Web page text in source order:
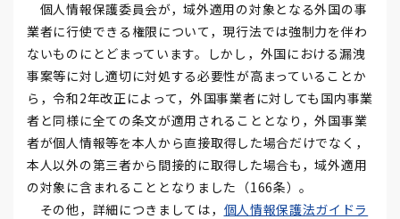
個人情報保護委員会が，域外適用の対象となる外国の事
業者に行使できる権限について，現行法では強制力を伴わ
ないものにとどまっています。しかし，外国における漏洩
事案等に対し適切に対処する必要性が高まっていることか
ら，令和2年改正によって，外国事業者に対しても国内事業
者と同様に全ての条文が適用されることとなり，外国事業
者が個人情報等を本人から直接取得した場合だけでなく，
本人以外の第三者から間接的に取得した場合も，域外適用
の対象に含まれることとなりました（166条）。
その他，詳細につきましては， 個人情報保護法ガイドラ